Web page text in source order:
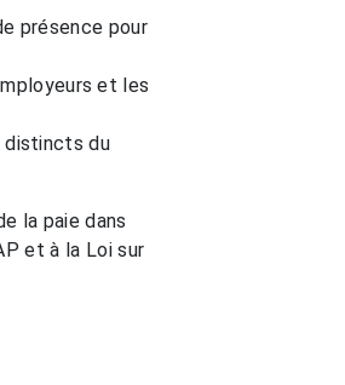
présence pour
et les
distincts du
la paie dans
et à la Loi sur